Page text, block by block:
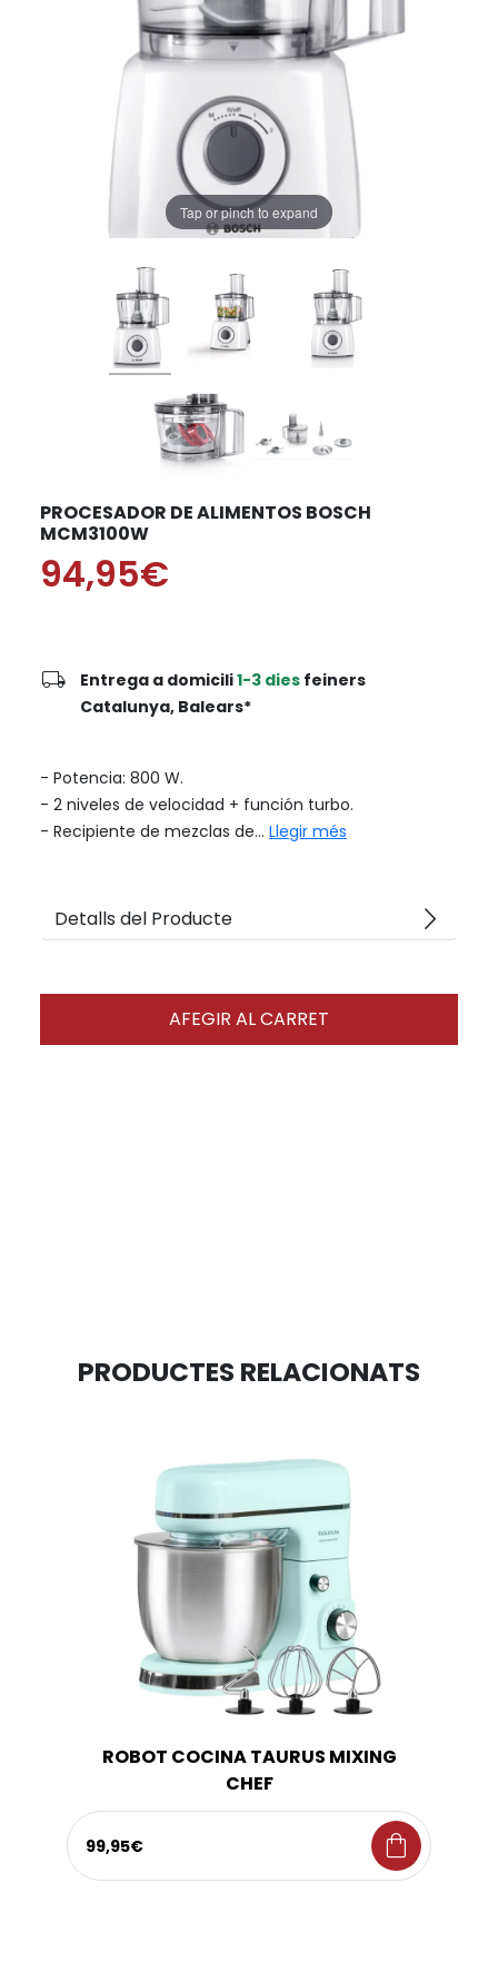
Tap or pinch to expand
PROCESADOR DE ALIMENTOS BOSCH
MCM3100W
94,95€
local_shipping Entrega a domicili1-3 dies feiners
Catalunya, Balears*
- Potencia: 800 W.
- 2 niveles de velocidad + función turbo.
- Recipiente de mezclas de... Llegir més
Detalls del Producte arrow_forward_ios
AFEGIR AL CARRET
PRODUCTES RELACIONATS
ROBOT COCINA TAURUS MIXING
CHEF
99,95€ shopping_bag